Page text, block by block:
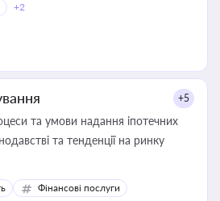
+2
+5
та умови надання іпотечних
та тенденції на ринку
Фінансові послуги